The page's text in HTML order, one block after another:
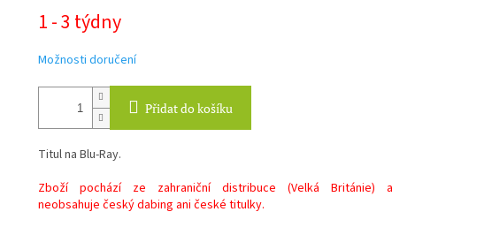
cena:
1 - 3 týdny
Možnosti doručení
Přidat do košíku
Titul na Blu-Ray.
Zboží pochází ze zahraniční distribuce (Velká Británie) a
neobsahuje český dabing ani české titulky.